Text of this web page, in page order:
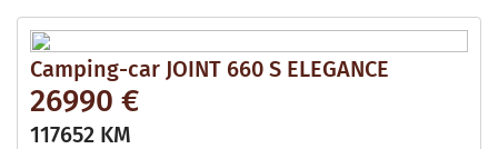
Camping-car JOINT 660 S ELEGANCE
26990 €
117652 KM